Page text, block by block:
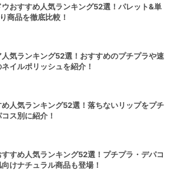
ウおすすめ人気ランキング52選！パレット&単
商品を徹底比較！
人気ランキング52選！おすすめのプチプラや速
イルポリッシュを紹介！
め人気ランキング52選！落ちないリップをプチ
ス別に紹介！
すめ人気ランキング52選！プチプラ・デパコ
けナチュラル商品も登場！